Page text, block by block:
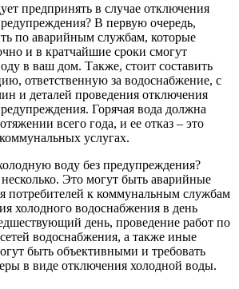
предпринять в случае отключения
В первую очередь,
по аварийным службам, которые
и в кратчайшие сроки смогут
в ваш дом. Также, стоит составить
ответственную за водоснабжение, с
и деталей проведения отключения
Горячая вода должна
всего года, и ее отказ – это
услугах.
воду без предупреждения?
Это могут быть аварийные
потребителей к коммунальным службам
холодного водоснабжения в день
день, проведение работ по
водоснабжения, а также иные
быть объективными и требовать
в виде отключения холодной воды.